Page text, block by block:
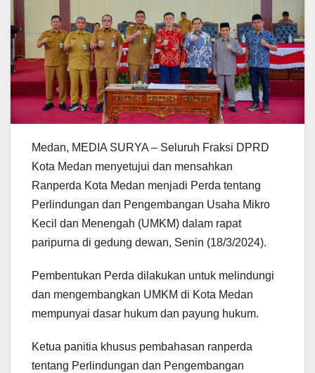
Medan, MEDIA SURYA – Seluruh Fraksi DPRD
Kota Medan menyetujui dan mensahkan
Ranperda Kota Medan menjadi Perda tentang
Perlindungan dan Pengembangan Usaha Mikro
Kecil dan Menengah (UMKM) dalam rapat
paripurna di gedung dewan, Senin (18/3/2024).
Pembentukan Perda dilakukan untuk melindungi
dan mengembangkan UMKM di Kota Medan
mempunyai dasar hukum dan payung hukum.
Ketua panitia khusus pembahasan ranperda
tentang Perlindungan dan Pengembangan